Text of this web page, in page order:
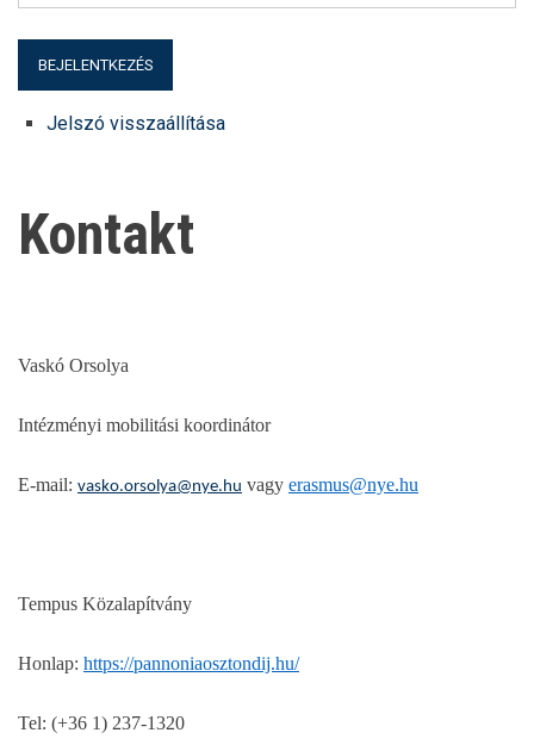
Jelszó visszaállítása
Kontakt
Vaskó Orsolya
Intézményi mobilitási koordinátor
E-mail: vasko.orsolya@nye.hu vagy erasmus@nye.hu
Tempus Közalapítvány
Honlap: https://pannoniaosztondij.hu/
Tel: (+36 1) 237-1320